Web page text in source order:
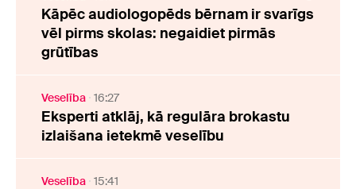
Kāpēc audiologopēds bērnam ir svarīgs
vēl pirms skolas: negaidiet pirmās
grūtības
Veselība 16:27
Eksperti atklāj, kā regulāra brokastu
izlaišana ietekmē veselību
Veselība 15:41